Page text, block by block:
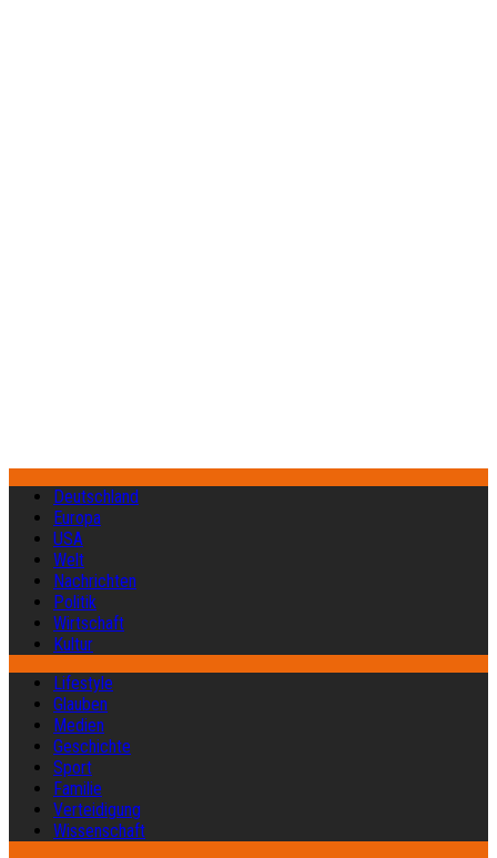
Deutschland
Europa
USA
Welt
Nachrichten
Politik
Wirtschaft
Kultur
Lifestyle
Glauben
Medien
Geschichte
Sport
Familie
Verteidigung
Wissenschaft